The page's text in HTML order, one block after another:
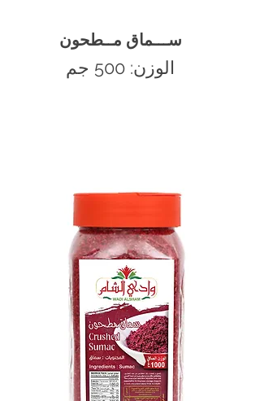
ســـماق مــطحون
الوزن: 500 جم